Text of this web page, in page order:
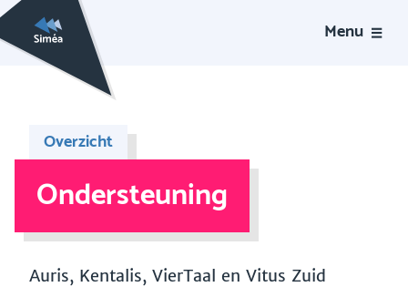
Menu
Overzicht
Ondersteuning
Auris, Kentalis, VierTaal en Vitus Zuid